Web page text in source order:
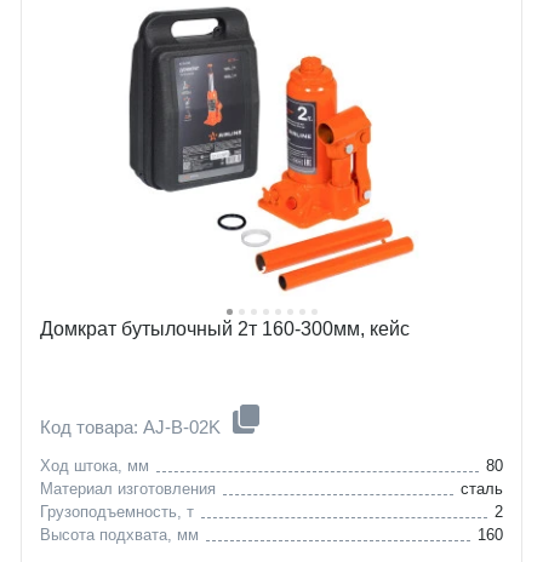
Домкрат бутылочный 2т 160-300мм, кейс
Код товара: AJ-B-02K
Ход штока, мм
80
Материал изготовления
сталь
Грузоподъемность, т
2
Высота подхвата, мм
160